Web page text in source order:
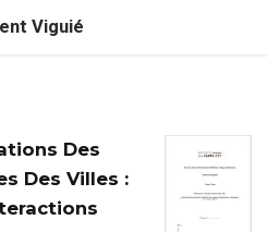
Viguié
Des
Des Villes :